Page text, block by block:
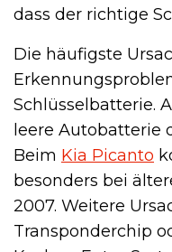
dass der richtige
Die häufigste
Schlüsselbatterie.
leere Autobatterie
Beim Kia Picanto
besonders bei
2007. Weitere
Transponderchip